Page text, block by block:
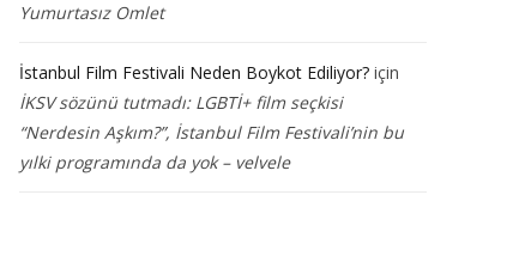
Yumurtasız Omlet
İstanbul Film Festivali Neden Boykot Ediliyor? için
İKSV sözünü tutmadı: LGBTİ+ film seçkisi
“Nerdesin Aşkım?”, İstanbul Film Festivali’nin bu
yılki programında da yok – velvele